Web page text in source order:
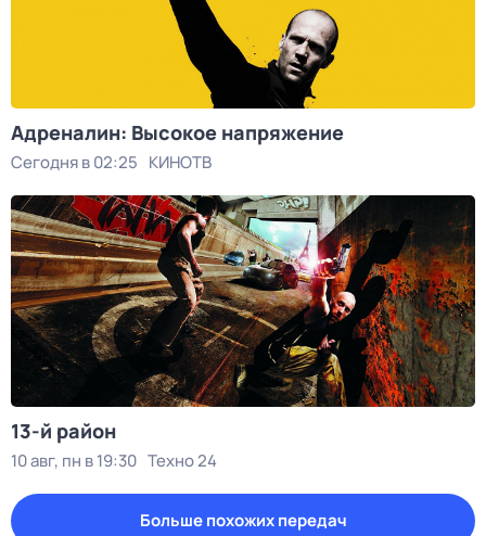
Адреналин: Высокое напряжение
Сегодня в 02:25 КИНОТВ
13-й район
10 авг, пн в 19:30 Техно 24
Больше похожих передач